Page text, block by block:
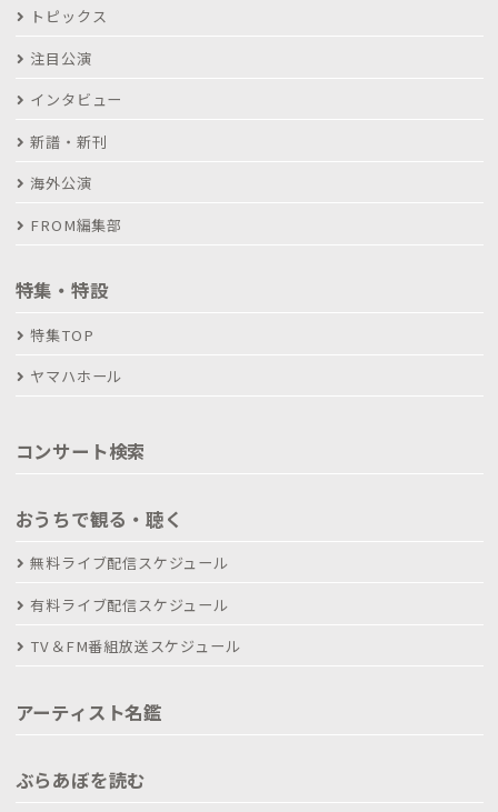
トピックス
注目公演
インタビュー
新譜・新刊
海外公演
FROM編集部
特集・特設
特集TOP
ヤマハホール
コンサート検索
おうちで観る・聴く
無料ライブ配信スケジュール
有料ライブ配信スケジュール
TV＆FM番組放送スケジュール
アーティスト名鑑
ぶらあぼを読む